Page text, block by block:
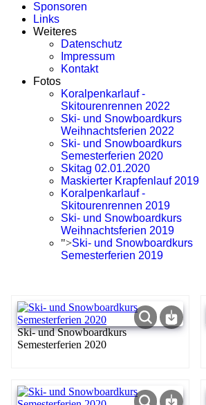
Sponsoren
Links
Weiteres
Datenschutz
Impressum
Kontakt
Fotos
Koralpenkarlauf -
Skitourenrennen 2022
Ski- und Snowboardkurs
Weihnachtsferien 2022
Ski- und Snowboardkurs
Semesterferien 2020
Skitag 02.01.2020
Maskierter Krapfenlauf 2019
Koralpenkarlauf -
Skitourenrennen 2019
Ski- und Snowboardkurs
Weihnachtsferien 2019
">Ski- und Snowboardkurs
Semesterferien 2019
Ski- und Snowboardkurs
Semesterferien 2020